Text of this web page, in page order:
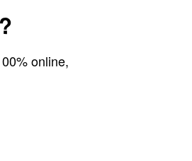
online,